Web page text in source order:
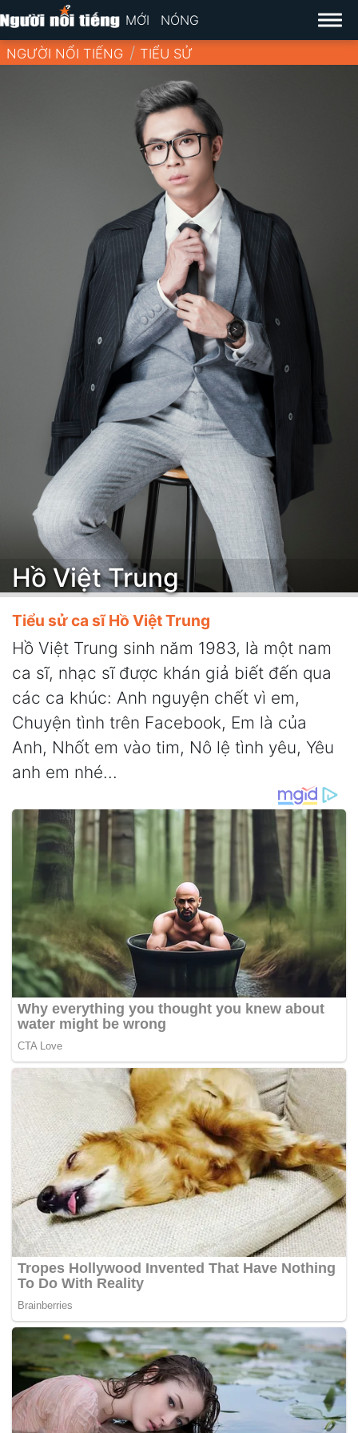
MỚI NÓNG
NGƯỜI NỔI TIẾNG TIỂU SỬ
Hồ Việt Trung
Tiểu sử ca sĩ Hồ Việt Trung
Hồ Việt Trung sinh năm 1983, là một nam
ca sĩ, nhạc sĩ được khán giả biết đến qua
các ca khúc: Anh nguyện chết vì em,
Chuyện tình trên Facebook, Em là của
Anh, Nhốt em vào tim, Nô lệ tình yêu, Yêu
anh em nhé...